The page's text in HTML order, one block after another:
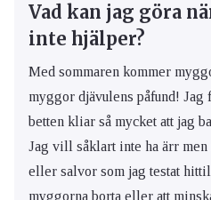
Vad kan jag göra
inte hjälper?
Med sommaren kommer
myggor djävulens påfund! Jag
betten kliar så mycket att jag
Jag vill såklart inte ha ärr men
eller salvor som jag testat
myggorna borta eller att